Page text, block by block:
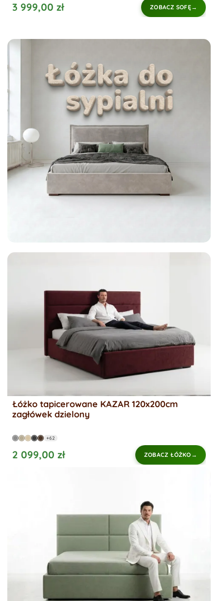
3 999,00 zł ZOBACZ SOFĘ
Łóżko tapicerowane KAZAR 120x200cm
zagłówek dzielony
+62
2 099,00 zł ZOBACZ ŁÓŻKO